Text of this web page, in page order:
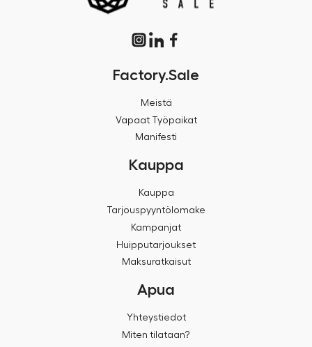
Factory.Sale
Meistä
Vapaat Työpaikat
Manifesti
Kauppa
Kauppa
Tarjouspyyntölomake
Kampanjat
Huipputarjoukset
Maksuratkaisut
Apua
Yhteystiedot
Miten tilataan?